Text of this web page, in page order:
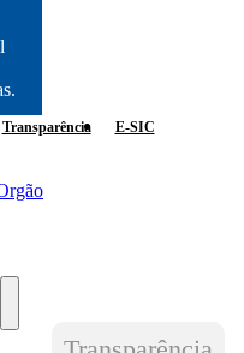
Transparência E-SIC